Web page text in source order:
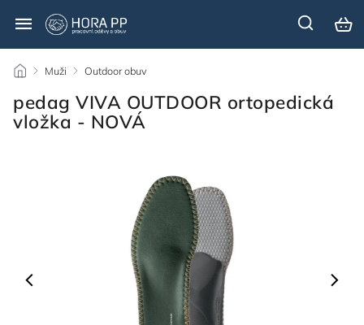
/ Muži / Outdoor obuv
pedag VIVA OUTDOOR ortopedická
vložka - NOVÁ